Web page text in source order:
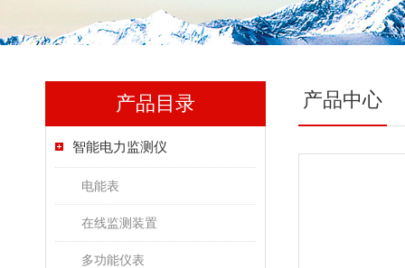
产品目录
智能电力监测仪
电能表
在线监测装置
多功能仪表
产品中心